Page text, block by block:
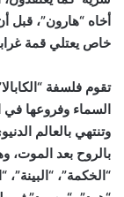
أخاه “هارون”، قبل
خاص يعتلي قمة
تقوم فلسفة
السماء وفروعها في
وتنتهي بالعالم
بالروح بعد الموت،
“الخكمة”، “البينة”،